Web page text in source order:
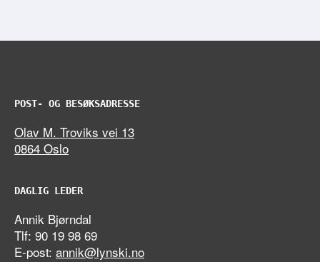
POST- OG BESØKSADRESSE
Olav M. Troviks vei 13
0864 Oslo
DAGLIG LEDER
Annik Bjørndal
Tlf: 90 19 98 69
E-post: annik@lynski.no